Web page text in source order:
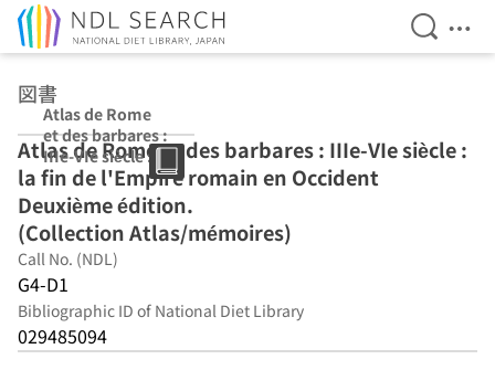
Open
図書
Atlas de Rome
et des barbares :
IIIe-VIe siècle : la
fin de l'Empire
romain en
Occident
Deuxième
édition.
(Collection
Atlas/mémoires)
Atlas de Rome et des barbares : IIIe-VIe siècle :
la fin de l'Empire romain en Occident
Deuxième édition.
(Collection Atlas/mémoires)
Call No. (NDL)
G4-D1
Bibliographic ID of National Diet Library
029485094